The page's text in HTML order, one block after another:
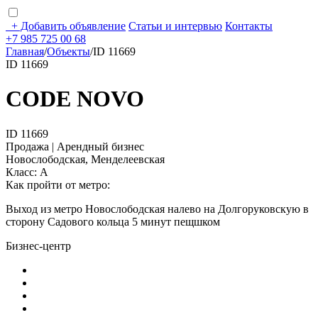
+ Добавить объявление Статьи и интервью Контакты
+7 985 725 00 68
Главная/Объекты/ID 11669
ID 11669
CODE NOVO
ID 11669
Продажа | Арендный бизнес
Новослободская, Менделеевская
Класс: А
Как пройти от метро:
Выход из метро Новослободская налево на Долгоруковскую в
сторону Садового кольца 5 минут пещшком
Бизнес-центр